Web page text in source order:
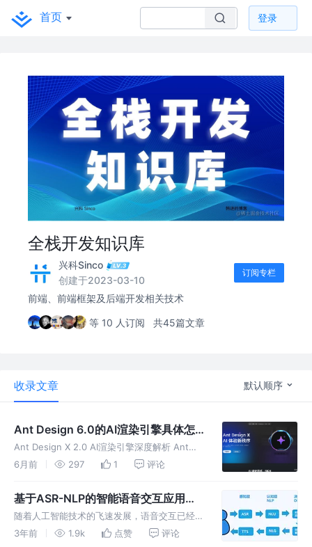
首页 登录
全栈开发知识库
兴科Sinco
创建于2023-03-10
订阅专栏
前端、前端框架及后端开发相关技术
等 10 人订阅 共45篇文章
收录文章 默认顺序
Ant Design 6.0的AI渲染引擎具体怎
么用，有案例吗？
Ant Design X 2.0 AI渲染引擎深度解析 Ant
Design X 2.0作为6.0版本的AI交互核心，提供
体使用方法和实际案例。
6月前 297 1 评论
基于ASR-NLP的智能语音交互应用，
具体实现过程是怎样的？
随着人工智能技术的飞速发展，语音交互已经成
为人机交互的重要形式。其中，语音识别(ASR)
3年前 1.9k 点赞 评论